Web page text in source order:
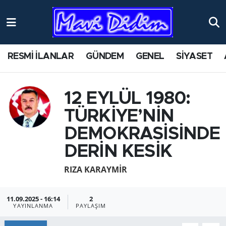
RESMİ İLANLAR GÜNDEM GENEL SİYASET
12 EYLÜL 1980:
TÜRKİYE’NİN
DEMOKRASİSİNDE
DERİN KESİK
RIZA KARAYMIR
11.09.2025 - 16:14
YAYINLANMA
2
PAYLAŞIM
ANTİK YERLER
AYDIN
BİLİM VE TEKNOLOJİ
EKONOMİ
GENEL
Nöbetçi Eczaneler
Namaz Vakitleri
Trafik Durumu
Süper Lig Puan Durumu ve Fikstür
Tüm Manşetler
Son Dakika Haberleri
Haber Arşivi